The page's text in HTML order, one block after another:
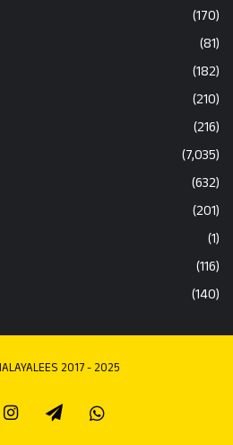
(170)
(81)
(182)
(210)
(216)
(7,035)
(632)
(201)
(1)
(116)
(140)
2017 - 2025
InstagramTelegramWhatsapp